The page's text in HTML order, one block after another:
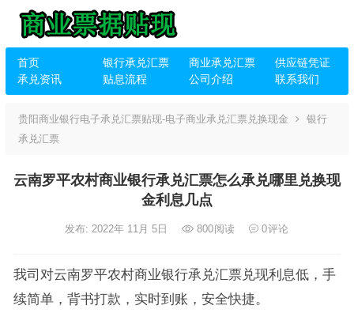
首页 银行承兑汇票 商业承兑汇票
供应链凭证
承兑资讯
贴息流程 公司介绍 联系我们
贵阳商业银行电子承兑汇票贴现-电子商业承兑汇票兑换现金
银行
承兑汇票
云南罗平农村商业银行承兑汇票怎么承兑哪里兑换现
金利息几点
发布: 2022年 11月 5日 800阅读 0评论
我司对云南罗平农村商业银行承兑汇票兑现利息低，手
续简单，背书打款，实时到账，安全快捷。